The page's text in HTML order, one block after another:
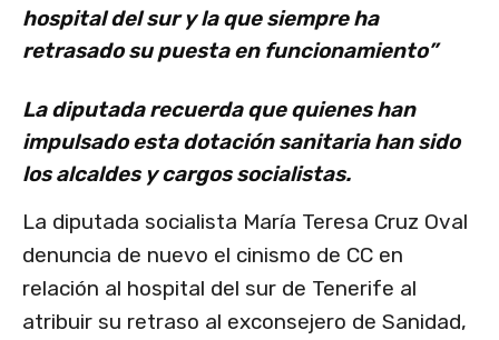
hospital del sur y la que siempre ha
retrasado su puesta en funcionamiento”
La diputada recuerda que quienes han
impulsado esta dotación sanitaria han sido
los alcaldes y cargos socialistas.
La diputada socialista María Teresa Cruz Oval
denuncia de nuevo el cinismo de CC en
relación al hospital del sur de Tenerife al
atribuir su retraso al exconsejero de Sanidad,